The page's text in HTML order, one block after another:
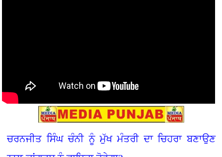
ਚਰਨਜੀਤ ਸਿੰਘ ਚੰਨੀ ਨੂੰ ਮੁੱਖ ਮੰਤਰੀ ਦਾ ਚਿਹਰਾ ਬਣਾਉਣ